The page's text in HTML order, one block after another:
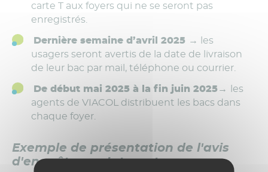
carte T aux foyers qui ne se seront pas
enregistrés.
Dernière semaine d’avril 2025 →
les
usagers seront avertis de la date de livraison
de leur bac par mail, téléphone ou courrier.
De début mai 2025 à la fin juin 2025→
les
agents de VIACOL distribuent les bacs dans
chaque foyer.
Exemple de présentation de l'avis
d'enquête par Internet